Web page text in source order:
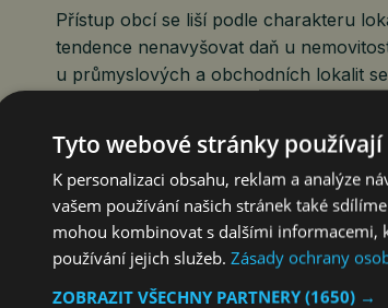
Přístup obcí se liší podle charakteru
tendence nenavyšovat daň u
u průmyslových a obchodních lokalit
Nejvyššího výnosu daně z nemovitých
v posledních letech Volevčice na
u Kladna. Zdůvodnění je zřejmé.
věcí významnou složkou rozpočtů a
elektrárny nebo rekreační zařízení.
koeficienty nejvyšší.
Tyto webové stránky
K personalizaci obsahu, reklam a analýze
vašem používání našich stránek také
mohou kombinovat s dalšími informacemi,
používání jejich služeb. Zásady ochrany
ZOBRAZIT VŠECHNY PARTNERY (1650) →